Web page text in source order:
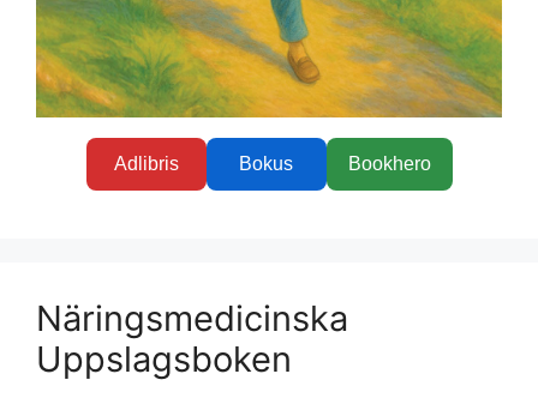
Adlibris Bokus Bookhero
Näringsmedicinska
Uppslagsboken